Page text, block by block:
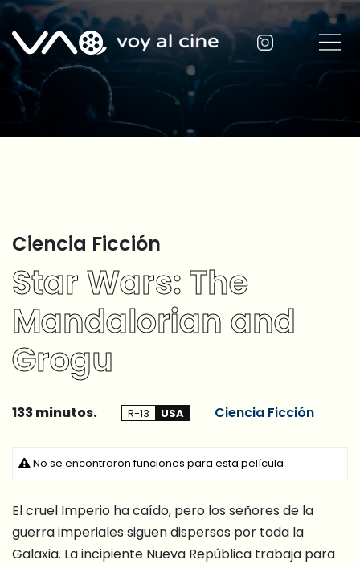
Ciencia Ficción
Star Wars: The
Mandalorian and
Grogu
133 minutos. R-13 USA Ciencia Ficción
No se encontraron funciones para esta película
El cruel Imperio ha caído, pero los señores de la
guerra imperiales siguen dispersos por toda la
Galaxia. La incipiente Nueva República trabaja para